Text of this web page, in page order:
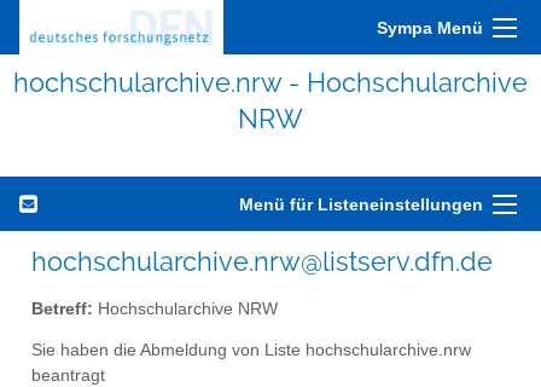
Sympa Menü
hochschularchive.nrw - Hochschularchive
NRW
Menü für Listeneinstellungen
hochschularchive.nrw@listserv.dfn.de
Betreff: Hochschularchive NRW
Sie haben die Abmeldung von Liste hochschularchive.nrw
beantragt